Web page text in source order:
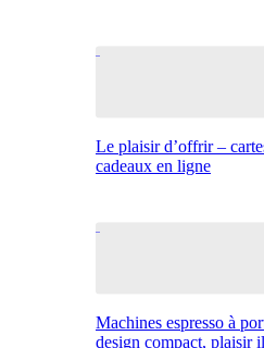
Le plaisir d’offrir –
cadeaux en ligne
Machines espresso à
design compact, plaisir